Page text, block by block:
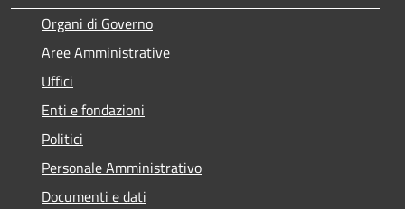
Organi di Governo
Aree Amministrative
Uffici
Enti e fondazioni
Politici
Personale Amministrativo
Documenti e dati